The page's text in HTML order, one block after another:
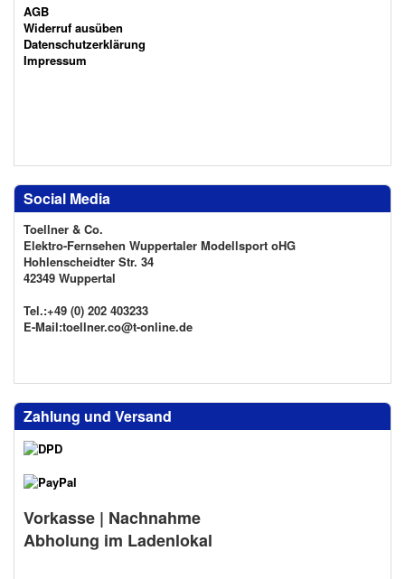
AGB
Widerruf ausüben
Datenschutzerklärung
Impressum
Social Media
Toellner & Co.
Elektro-Fernsehen Wuppertaler Modellsport oHG
Hohlenscheidter Str. 34
42349 Wuppertal
Tel.:+49 (0) 202 403233
E-Mail:toellner.co@t-online.de
Zahlung und Versand
Vorkasse | Nachnahme
Abholung im Ladenlokal